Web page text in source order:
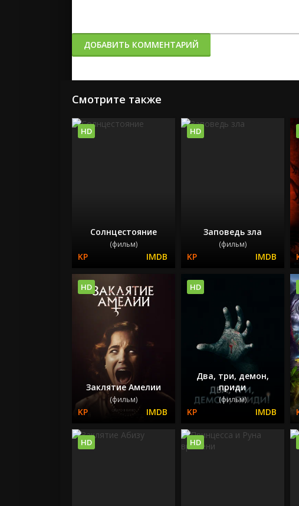
ДОБАВИТЬ КОММЕНТАРИЙ
Смотрите также
Солнцестояние
(фильм)
HD
Заповедь зла
(фильм)
HD
Заклятие Амелии
(фильм)
HD
Два, три, демон,
приди
(фильм)
HD
HD HD